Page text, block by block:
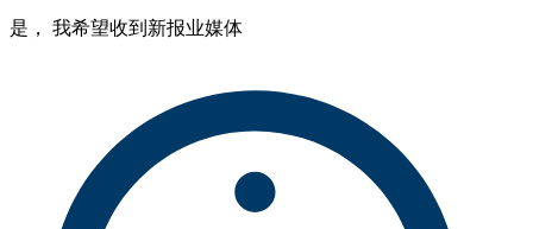
是， 我希望收到新报业媒体